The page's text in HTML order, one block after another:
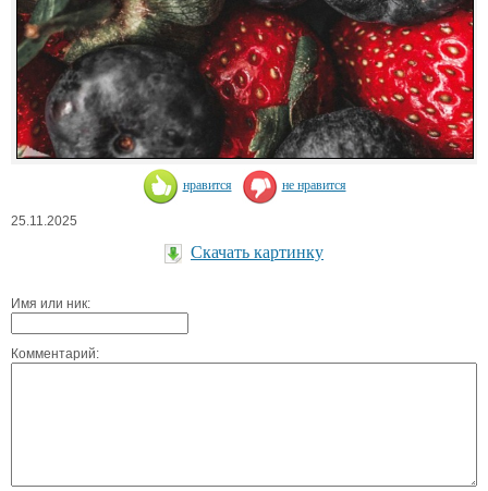
нравится не нравится
25.11.2025
Скачать картинку
Имя или ник:
Комментарий: